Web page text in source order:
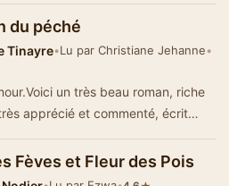
du péché
Tinayre•Lu par Christiane Jehanne•
un très beau roman, riche
apprécié et commenté, écrit
Fèves et Fleur des Pois